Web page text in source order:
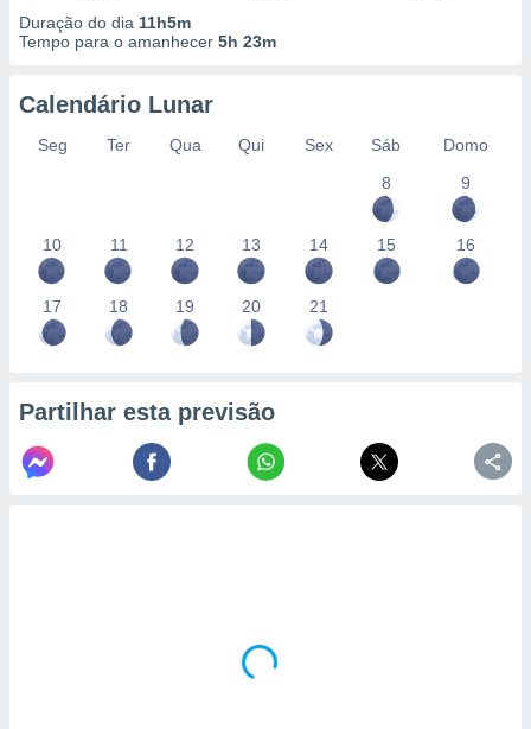
Duração do dia 11h5m
Tempo para o amanhecer 5h 23m
Calendário Lunar
Seg Ter Qua Qui Sex Sáb
Domo
8
9
10 11 12 13 14 15 16
17 18 19 20 21
Partilhar esta previsão